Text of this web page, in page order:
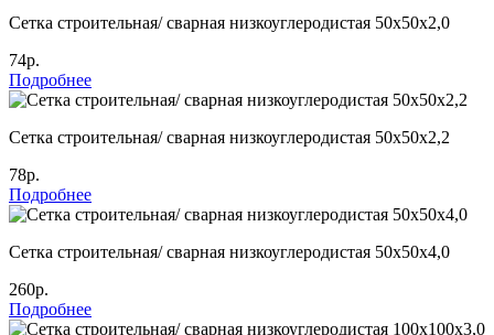
Сетка строительная/ сварная низкоуглеродистая 50х50х2,0
74р.
Подробнее
Сетка строительная/ сварная низкоуглеродистая 50х50х2,2
78р.
Подробнее
Сетка строительная/ сварная низкоуглеродистая 50х50х4,0
260р.
Подробнее